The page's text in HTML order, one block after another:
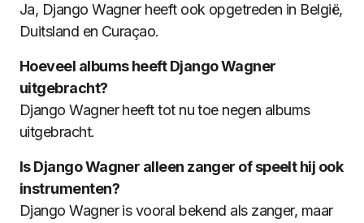
Ja, Django Wagner heeft ook opgetreden in België,
Duitsland en Curaçao.
Hoeveel albums heeft Django Wagner
uitgebracht?
Django Wagner heeft tot nu toe negen albums
uitgebracht.
Is Django Wagner alleen zanger of speelt hij ook
instrumenten?
Django Wagner is vooral bekend als zanger, maar